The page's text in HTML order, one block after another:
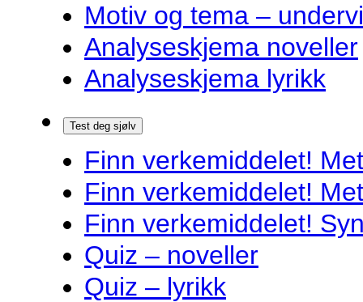
Motiv og tema –
Analyseskjema noveller
Analyseskjema lyrikk
Test deg sjølv
Finn verkemiddelet!
Finn verkemiddelet!
Finn verkemiddelet!
Quiz – noveller
Quiz – lyrikk